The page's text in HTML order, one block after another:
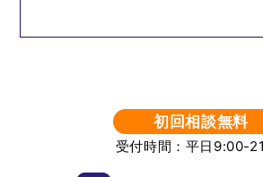
初回相談無料
受付時間：平日9:00-